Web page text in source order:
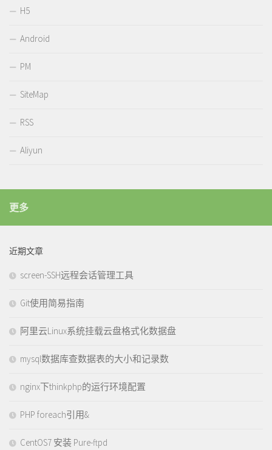
H5
Android
PM
SiteMap
RSS
Aliyun
更多
近期文章
screen-SSH远程会话管理工具
Git使用简易指南
阿里云Linux系统挂载云盘格式化数据盘
mysql数据库查数据表的大小和记录数
nginx下thinkphp的运行环境配置
PHP foreach引用&
CentOS7 安装 Pure-ftpd